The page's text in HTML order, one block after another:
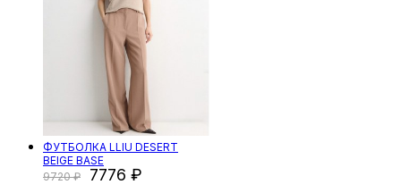
ФУТБОЛКА LLIU DESERT
BEIGE BASE
9720
7776